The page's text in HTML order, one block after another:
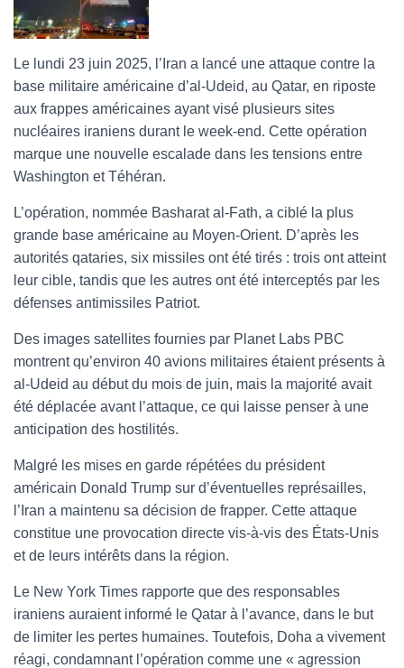
Le lundi 23 juin 2025, l’Iran a lancé une attaque contre la
base militaire américaine d’al-Udeid, au Qatar, en riposte
aux frappes américaines ayant visé plusieurs sites
nucléaires iraniens durant le week-end. Cette opération
marque une nouvelle escalade dans les tensions entre
Washington et Téhéran.
L’opération, nommée Basharat al-Fath, a ciblé la plus
grande base américaine au Moyen-Orient. D’après les
autorités qataries, six missiles ont été tirés : trois ont atteint
leur cible, tandis que les autres ont été interceptés par les
défenses antimissiles Patriot.
Des images satellites fournies par Planet Labs PBC
montrent qu’environ 40 avions militaires étaient présents à
al-Udeid au début du mois de juin, mais la majorité avait
été déplacée avant l’attaque, ce qui laisse penser à une
anticipation des hostilités.
Malgré les mises en garde répétées du président
américain Donald Trump sur d’éventuelles représailles,
l’Iran a maintenu sa décision de frapper. Cette attaque
constitue une provocation directe vis-à-vis des États-Unis
et de leurs intérêts dans la région.
Le New York Times rapporte que des responsables
iraniens auraient informé le Qatar à l’avance, dans le but
de limiter les pertes humaines. Toutefois, Doha a vivement
réagi, condamnant l’opération comme une « agression